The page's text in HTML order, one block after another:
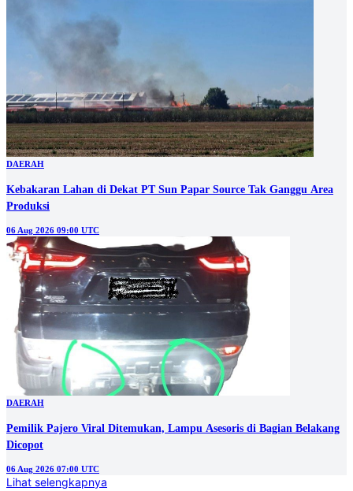
DAERAH
Kebakaran Lahan di Dekat PT Sun Papar Source Tak Ganggu Area
Produksi
06 Aug 2026 09:00 UTC
DAERAH
Pemilik Pajero Viral Ditemukan, Lampu Asesoris di Bagian Belakang
Dicopot
06 Aug 2026 07:00 UTC
Lihat selengkapnya